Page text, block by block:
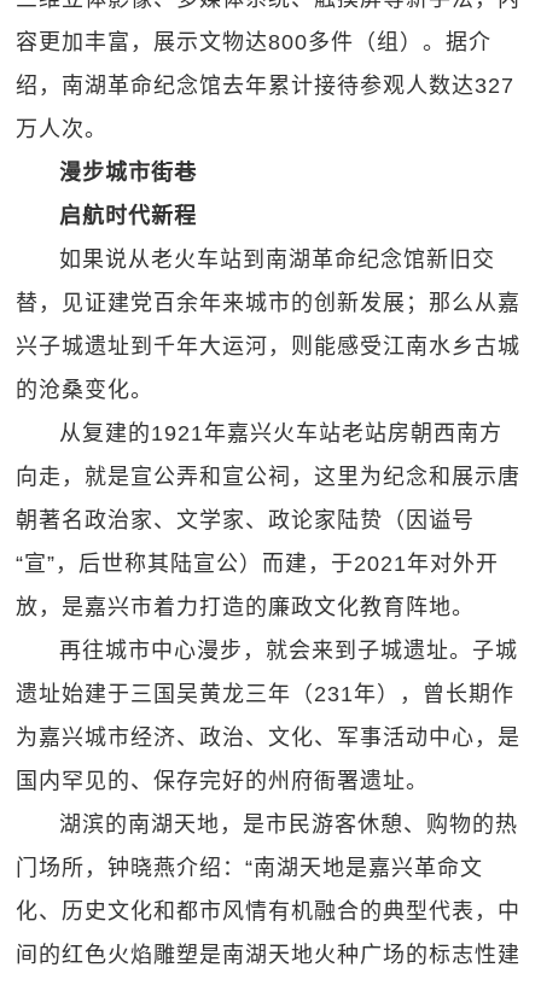
容更加丰富，展示文物达800多件（组）。据介
绍，南湖革命纪念馆去年累计接待参观人数达327
万人次。
漫步城市街巷
启航时代新程
如果说从老火车站到南湖革命纪念馆新旧交
替，见证建党百余年来城市的创新发展；那么从嘉
兴子城遗址到千年大运河，则能感受江南水乡古城
的沧桑变化。
从复建的1921年嘉兴火车站老站房朝西南方
向走，就是宣公弄和宣公祠，这里为纪念和展示唐
朝著名政治家、文学家、政论家陆贽（因谥号
“宣”，后世称其陆宣公）而建，于2021年对外开
放，是嘉兴市着力打造的廉政文化教育阵地。
再往城市中心漫步，就会来到子城遗址。子城
遗址始建于三国吴黄龙三年（231年），曾长期作
为嘉兴城市经济、政治、文化、军事活动中心，是
国内罕见的、保存完好的州府衙署遗址。
湖滨的南湖天地，是市民游客休憩、购物的热
门场所，钟晓燕介绍：“南湖天地是嘉兴革命文
化、历史文化和都市风情有机融合的典型代表，中
间的红色火焰雕塑是南湖天地火种广场的标志性建